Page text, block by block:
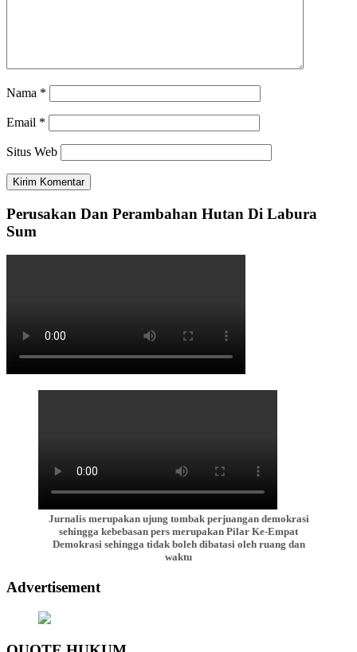
Nama *
Email *
Situs Web
Perusakan Dan Perambahan Hutan Di Labura
Sum
Jurnalis merupakan ujung tombak perjuangan demokrasi
sehingga kebebasan pers merupakan Pilar Ke-Empat
Demokrasi sehingga tidak boleh dibatasi oleh ruang dan
waktu
Advertisement